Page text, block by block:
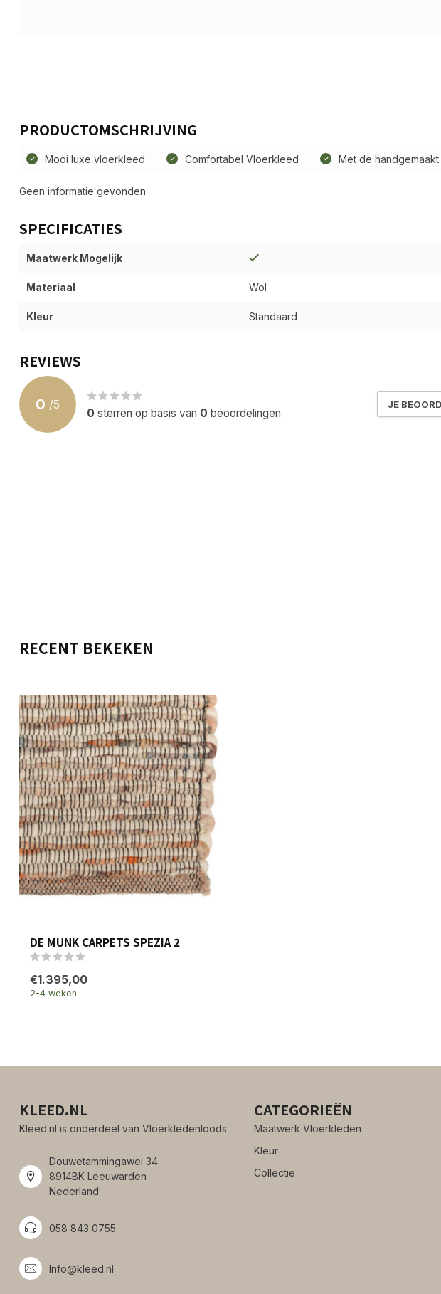
PRODUCTOMSCHRIJVING
Mooi luxe vloerkleed Comfortabel Vloerkleed Met de handgemaakt
Geen informatie gevonden
SPECIFICATIES
Maatwerk Mogelijk
Materiaal Wol
Kleur Standaard
REVIEWS
0 /5
0 sterren op basis van 0 beoordelingen
JE
RECENT BEKEKEN
DE MUNK CARPETS SPEZIA 2
€1.395,00
2-4 weken
KLEED.NL
Kleed.nl is onderdeel van Vloerkledenloods
Douwetammingawei 34
8914BK Leeuwarden
Nederland
058 843 0755
Info@kleed.nl
CATEGORIEËN
Maatwerk Vloerkleden
Kleur
Collectie